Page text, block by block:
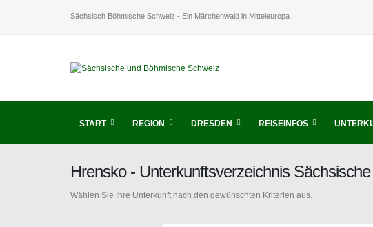
Sächsisch Böhmische Schweiz - Ein Märchenwald in Mitteleuropa
START REGION DRESDEN REISEINFOS
Hrensko - Unterkunftsverzeichnis
Wählen Sie Ihre Unterkunft nach den gewünschten Kriterien aus.